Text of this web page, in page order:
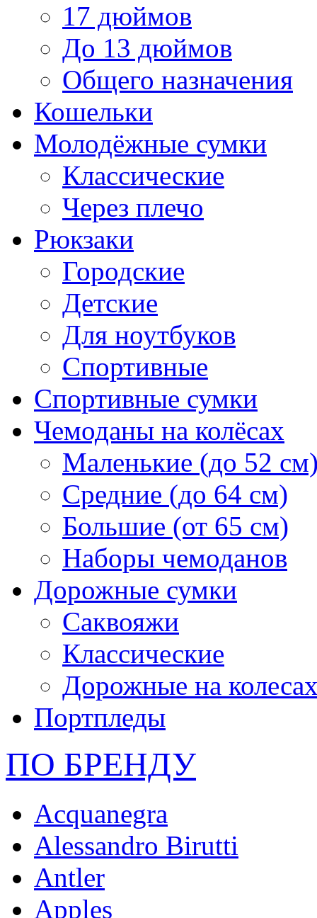
17 дюймов
До 13 дюймов
Общего назначения
Кошельки
Молодёжные сумки
Классические
Через плечо
Рюкзаки
Городские
Детские
Для ноутбуков
Спортивные
Спортивные сумки
Чемоданы на колёсах
Маленькие (до 52
Средние (до 64 см)
Большие (от 65 см)
Наборы чемоданов
Дорожные сумки
Саквояжи
Классические
Дорожные на
Портпледы
ПО БРЕНДУ
Acquanegra
Alessandro Birutti
Antler
Apples